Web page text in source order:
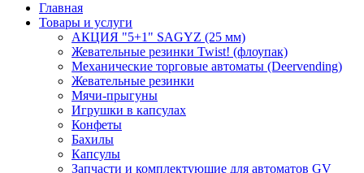
Главная
Товары и услуги
АКЦИЯ "5+1" SAGYZ (25 мм)
Жевательные резинки Twist! (флоупак)
Механические торговые автоматы (Deervending)
Жевательные резинки
Мячи-прыгуны
Игрушки в капсулах
Конфеты
Бахилы
Капсулы
Запчасти и комплектующие для автоматов GV